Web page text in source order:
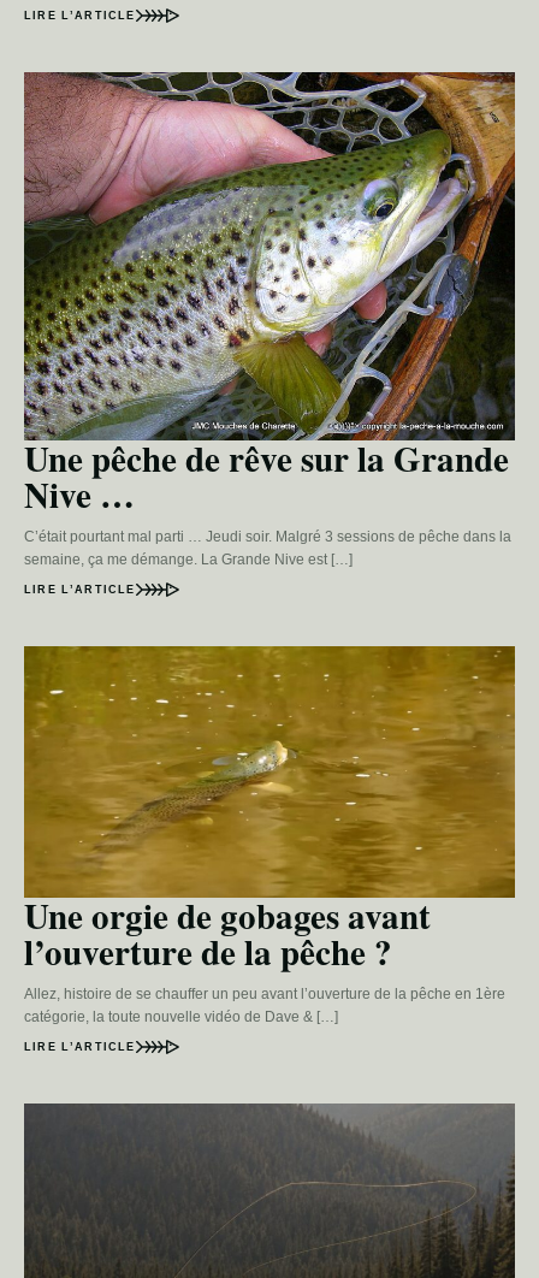
LIRE L’ARTICLE
Une pêche de rêve sur la Grande
Nive …
C’était pourtant mal parti … Jeudi soir. Malgré 3 sessions de pêche dans la
semaine, ça me démange. La Grande Nive est […]
LIRE L’ARTICLE
Une orgie de gobages avant
l’ouverture de la pêche ?
Allez, histoire de se chauffer un peu avant l’ouverture de la pêche en 1ère
catégorie, la toute nouvelle vidéo de Dave & […]
LIRE L’ARTICLE